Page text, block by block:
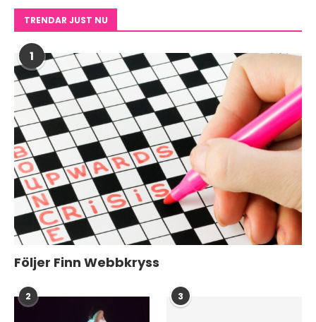
TRENDAR JUST NU
1
Följer Finn Webbkryss
2 3